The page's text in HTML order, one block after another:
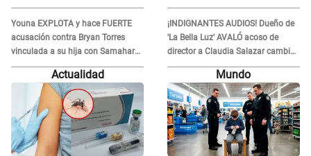
Youna EXPLOTA y hace FUERTE
acusación contra Bryan Torres
vinculada a su hija con Samahara
Lobatón: "Le volvió a..."
Lobatón: "Le volvió a..."
¡INDIGNANTES AUDIOS! Dueño de
'La Bella Luz' AVALÓ acoso de
director a Claudia Salazar cambio
de darle TEMAS musicales:
Actualidad Mundo